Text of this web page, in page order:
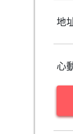
地
心